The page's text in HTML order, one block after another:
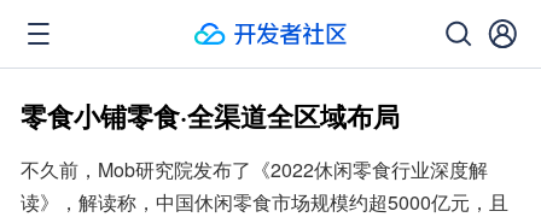
零食小铺零食·全渠道全区域布局
不久前，Mob研究院发布了《2022休闲零食行业深度解
读》，解读称，中国休闲零食市场规模约超5000亿元，且